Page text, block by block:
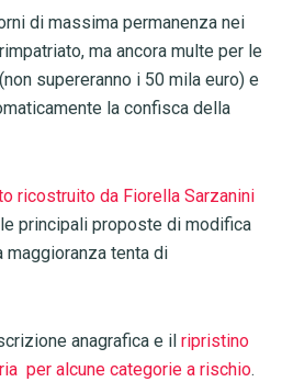
di massima permanenza nei
ma ancora multe per le
supereranno i 50 mila euro) e
la confisca della
ricostruito da Fiorella Sarzanini
principali proposte di modifica
maggioranza tenta di
anagrafica e il ripristino
per alcune categorie a rischio.